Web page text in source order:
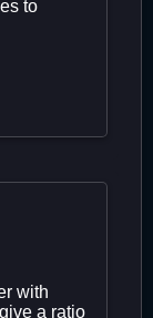
to
with
a ratio